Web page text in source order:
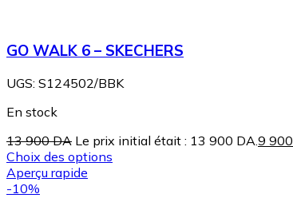
GO WALK 6 – SKECHERS
UGS: S124502/BBK
En stock
13 900DA Le prix initial était : 13 900 DA.9 900
Choix des options
Aperçu rapide
-10%